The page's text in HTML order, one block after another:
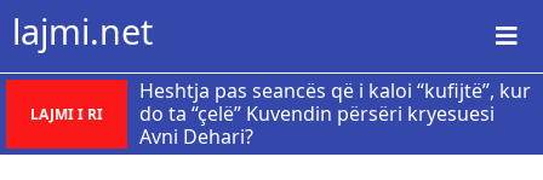
lajmi.net
LAJMI I RI
Heshtja pas seancës që i kaloi “kufijtë”, kur
do ta “çelë” Kuvendin përsëri kryesuesi
Avni Dehari?